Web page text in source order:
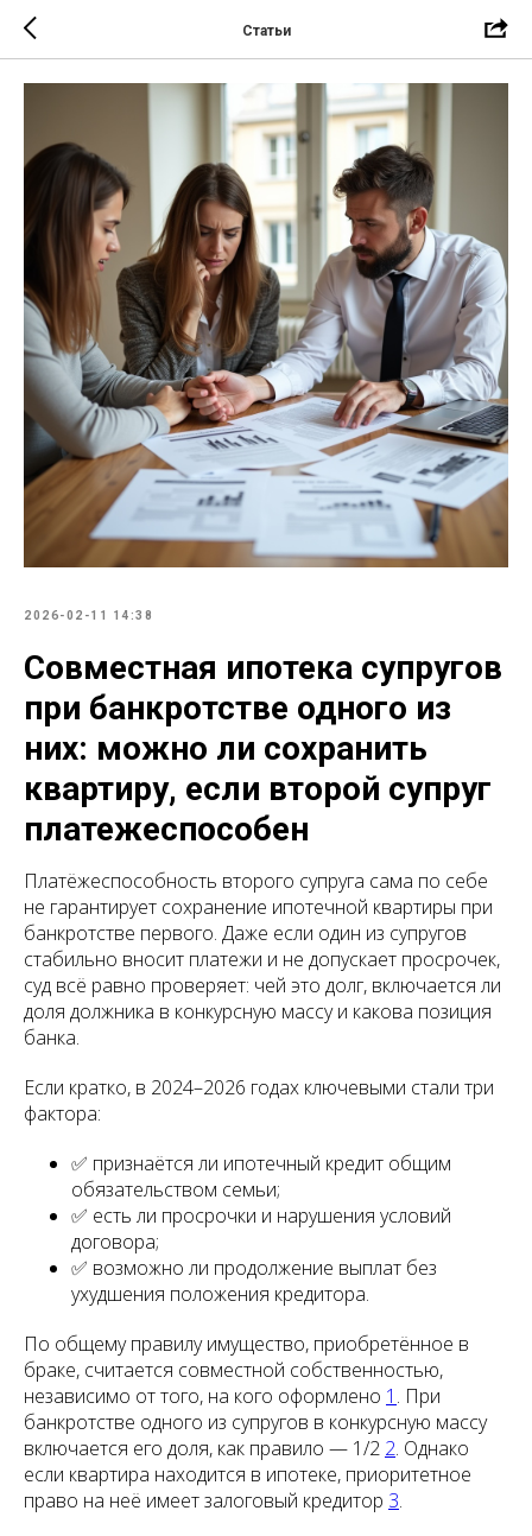
Статьи
2026-02-11 14:38
Совместная ипотека супругов
при банкротстве одного из
них: можно ли сохранить
квартиру, если второй супруг
платежеспособен
Платёжеспособность второго супруга сама по себе
не гарантирует сохранение ипотечной квартиры при
банкротстве первого. Даже если один из супругов
стабильно вносит платежи и не допускает просрочек,
суд всё равно проверяет: чей это долг, включается ли
доля должника в конкурсную массу и какова позиция
банка.
Если кратко, в 2024–2026 годах ключевыми стали три
фактора:
✅ признаётся ли ипотечный кредит общим
обязательством семьи;
✅ есть ли просрочки и нарушения условий
договора;
✅ возможно ли продолжение выплат без
ухудшения положения кредитора.
По общему правилу имущество, приобретённое в
браке, считается совместной собственностью,
независимо от того, на кого оформлено 1 . При
банкротстве одного из супругов в конкурсную массу
включается его доля, как правило — 1/2 2. Однако
если квартира находится в ипотеке, приоритетное
право на неё имеет залоговый кредитор 3.